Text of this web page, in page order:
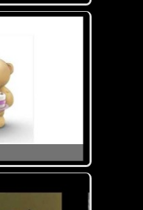
Sandy und Dr. Elektro
von Bärchen-Szenen.